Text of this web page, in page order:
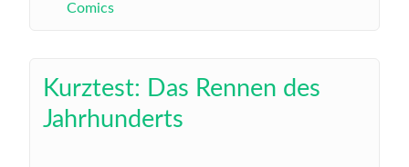
Comics
Kurztest: Das Rennen des
Jahrhunderts